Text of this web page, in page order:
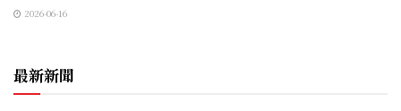
2026-06-16
最新新聞